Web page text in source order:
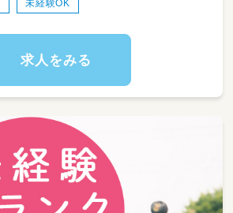
未経験OK
求人をみる